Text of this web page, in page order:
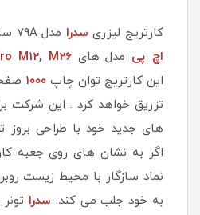
کارتریج لیزری سدرا مدل 79A سازگار با پرینترهای لیزری
اچ پی مدل هایM12, M26
این کارتریج توان چاپ۱۰۰۰
تزریق خواهد کرد . این شرکت
های جدید خود با طراحی بروز
اگر به نشان های روی جعبه
نماد سازگار با محیط زیست
به خود جلب می کند. سدرا